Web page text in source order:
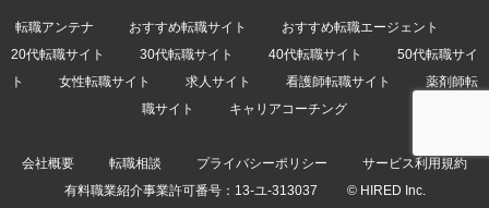
転職アンテナ おすすめ転職サイト
おすすめ転職エージェント
20代転職サイト
30代転職サイト 40代転職サイト
50代転職サイ
ト
女性転職サイト 求人サイト 看護師転職サイト
薬剤師転
職サイト
キャリアコーチング
会社概要 転職相談 プライバシーポリシー
サービス利用規約
有料職業紹介事業許可番号： 13-ユ-313037 © HIRED Inc.